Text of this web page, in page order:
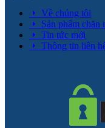
Về chúng tôi
Sản phẩm chăn
Tin tức mới
Thông tin liên